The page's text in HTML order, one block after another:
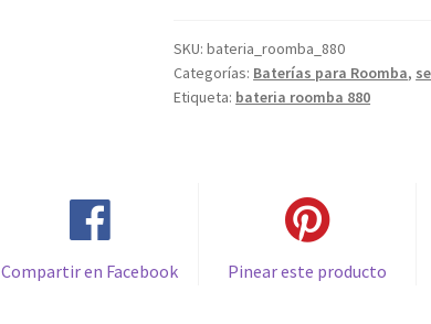
Capacidad
4500mAh
Compatible
700
SKU:bateria_roomba_880
Categorías: Baterías para Roomba,
Etiqueta: bateria roomba 880
Compartir en Facebook Pinear este producto